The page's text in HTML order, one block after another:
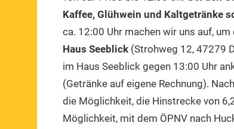
Kaffee, Glühwein und Kaltgetränke
ca. 12:00 Uhr machen wir uns auf, um
Haus Seeblick(Strohweg 12, 47279
im Haus Seeblick gegen 13:00 Uhr
(Getränke auf eigene Rechnung).
die Möglichkeit, die Hinstrecke von
Möglichkeit, mit dem ÖPNV nach